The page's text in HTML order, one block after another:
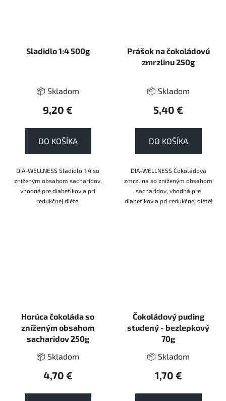
Sladidlo 1:4 500g
📦 Skladom
9,20 €
DO KOŠÍKA
DIA-WELLNESS Sladidlo 1:4 so
zníženým obsahom sacharidov,
vhodné pre diabetikov a pri
redukčnej diéte.
Prášok na čokoládovú
zmrzlinu 250g
📦 Skladom
5,40 €
DO KOŠÍKA
DIA-WELLNESS Čokoládová
zmrzlina so zníženým obsahom
sacharidov, vhodná pre
diabetikov a pri redukčnej diéte!
Horúca čokoláda so
zníženým obsahom
sacharidov 250g
📦 Skladom
4,70 €
Čokoládový puding
studený - bezlepkový
70g
📦 Skladom
1,70 €